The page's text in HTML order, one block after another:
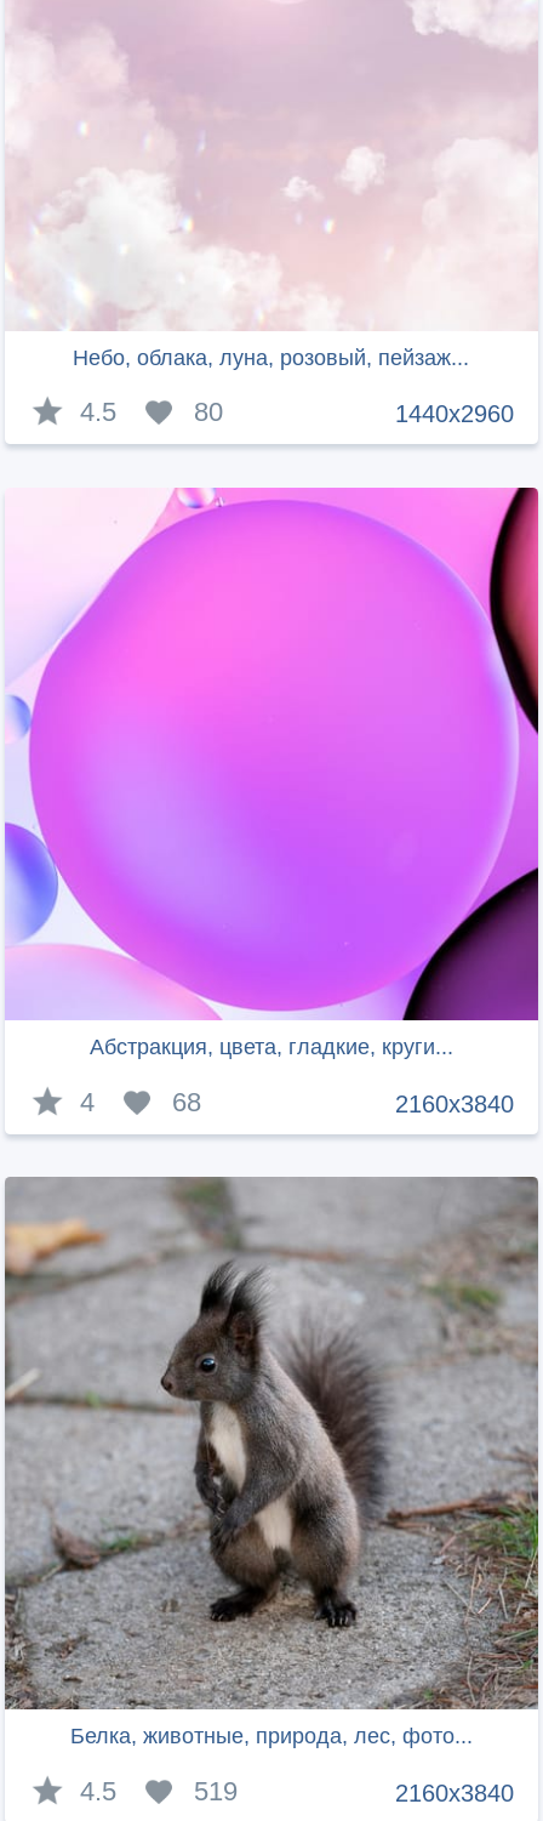
Небо, облака, луна, розовый, пейзаж...
1440x2960
4.5 80
Абстракция, цвета, гладкие, круги...
2160x3840
4 68
Белка, животные, природа, лес, фото...
2160x3840
4.5 519